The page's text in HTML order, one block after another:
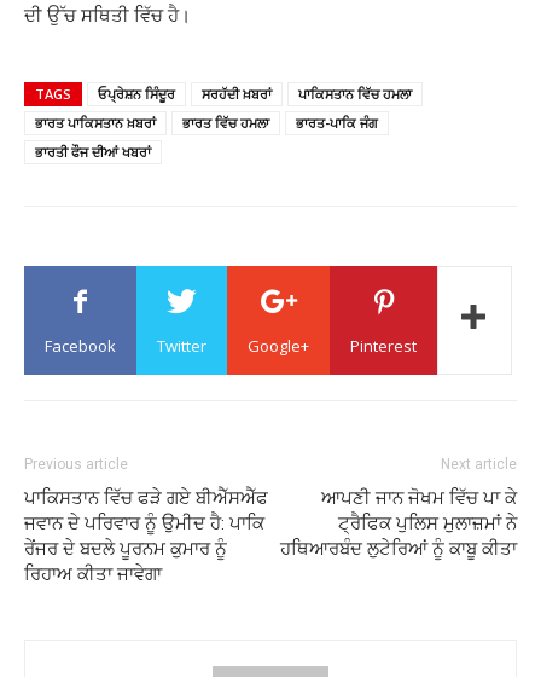
ਦੀ ਉੱਚ ਸਥਿਤੀ ਵਿੱਚ ਹੈ।
TAGS ਓਪ੍ਰੇਸ਼ਨ ਸਿੰਦੂਰ ਸਰਹੱਦੀ ਖ਼ਬਰਾਂ
ਪਾਕਿਸਤਾਨ ਵਿੱਚ ਹਮਲਾ
ਭਾਰਤ ਪਾਕਿਸਤਾਨ ਖ਼ਬਰਾਂ
ਭਾਰਤ ਵਿੱਚ ਹਮਲਾ
ਭਾਰਤ-ਪਾਕਿ ਜੰਗ
ਭਾਰਤੀ ਫੌਜ ਦੀਆਂ ਖਬਰਾਂ
Facebook Twitter Google+ Pinterest
Previous article
ਪਾਕਿਸਤਾਨ ਵਿੱਚ ਫੜੇ ਗਏ ਬੀਐੱਸਐੱਫ
ਜਵਾਨ ਦੇ ਪਰਿਵਾਰ ਨੂੰ ਉਮੀਦ ਹੈ: ਪਾਕਿ
ਰੇਂਜਰ ਦੇ ਬਦਲੇ ਪੂਰਨਮ ਕੁਮਾਰ ਨੂੰ
ਰਿਹਾਅ ਕੀਤਾ ਜਾਵੇਗਾ
Next article
ਆਪਣੀ ਜਾਨ ਜੋਖਮ ਵਿੱਚ ਪਾ ਕੇ
ਟ੍ਰੈਫਿਕ ਪੁਲਿਸ ਮੁਲਾਜ਼ਮਾਂ ਨੇ
ਹਥਿਆਰਬੰਦ ਲੁਟੇਰਿਆਂ ਨੂੰ ਕਾਬੂ ਕੀਤਾ